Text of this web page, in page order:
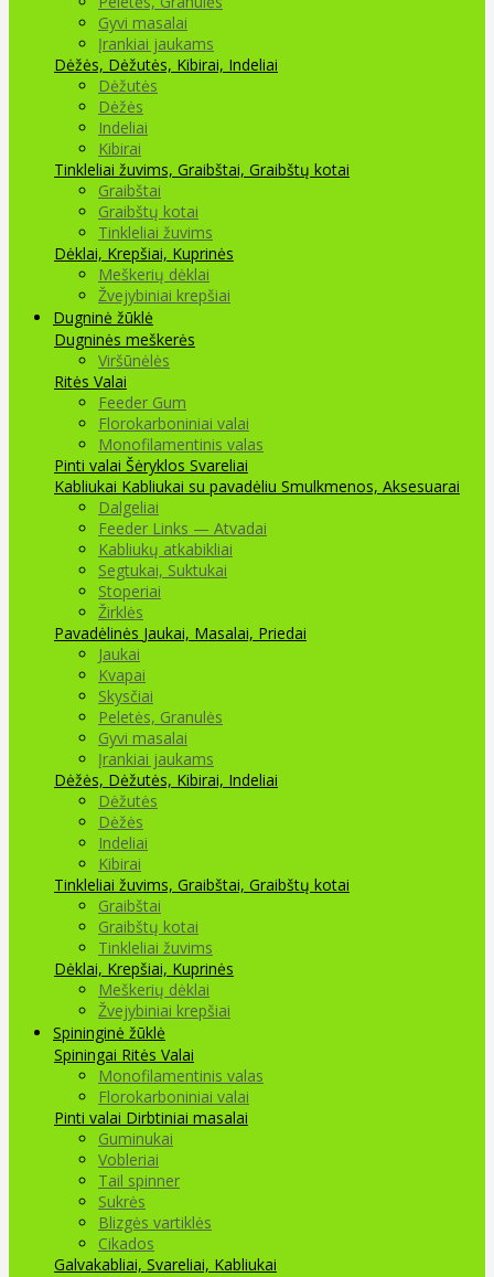
Gyvi masalai
Įrankiai jaukams
Dėžės, Dėžutės, Kibirai, Indeliai
Dėžutės
Dėžės
Indeliai
Kibirai
Tinkleliai žuvims, Graibštai, Graibštų kotai
Graibštai
Graibštų kotai
Tinkleliai žuvims
Dėklai, Krepšiai, Kuprinės
Meškerių dėklai
Žvejybiniai krepšiai
Dugninė žūklė
Dugninės meškerės
Viršūnėlės
Ritės Valai
Feeder Gum
Florokarboniniai valai
Monofilamentinis valas
Pinti valai Šėryklos Svareliai
Kabliukai Kabliukai su pavadėliu Smulkmenos, Aksesuarai
Dalgeliai
Feeder Links — Atvadai
Kabliukų atkabikliai
Segtukai, Suktukai
Stoperiai
Žirklės
Pavadėlinės Jaukai, Masalai, Priedai
Jaukai
Kvapai
Skysčiai
Peletės, Granulės
Gyvi masalai
Įrankiai jaukams
Dėžės, Dėžutės, Kibirai, Indeliai
Dėžutės
Dėžės
Indeliai
Kibirai
Tinkleliai žuvims, Graibštai, Graibštų kotai
Graibštai
Graibštų kotai
Tinkleliai žuvims
Dėklai, Krepšiai, Kuprinės
Meškerių dėklai
Žvejybiniai krepšiai
Spininginė žūklė
Spiningai Ritės Valai
Monofilamentinis valas
Florokarboniniai valai
Pinti valai Dirbtiniai masalai
Guminukai
Vobleriai
Tail spinner
Sukrės
Blizgės vartiklės
Cikados
Galvakabliai, Svareliai, Kabliukai